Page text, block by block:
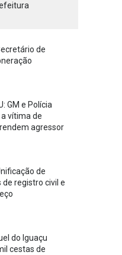
de
GM e Polícia
vítima de
agressor
de
registro civil e
do Iguaçu
cestas de